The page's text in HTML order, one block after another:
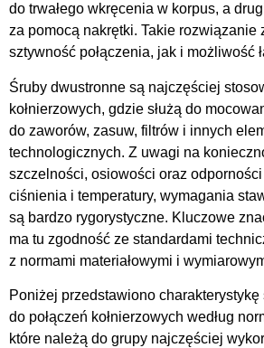
do trwałego wkręcenia w korpus, a
za pomocą nakrętki. Takie rozwiązanie
sztywność połączenia, jak i możliwość
Śruby dwustronne są najczęściej
kołnierzowych, gdzie służą do
do zaworów, zasuw, filtrów i innych
technologicznych. Z uwagi na
szczelności, osiowości oraz
ciśnienia i temperatury, wymagania
są bardzo rygorystyczne. Kluczowe
ma tu zgodność ze standardami
z normami materiałowymi i
Poniżej przedstawiono
do połączeń kołnierzowych według
które należą do grupy najczęściej